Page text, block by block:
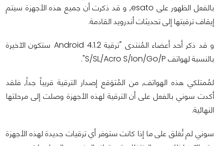
بالفعل الظهور على esato, و قد ذكرت أن جميع هذه الأجهزة سيتم
إيقاف ترقيتها إلى تحديثات أندرويد القادمة.
و قد ذكر أحد أعضاء المُنتدى "ترقية Android 4.1.2 ستكون الآخيرة
بالنسبة لهواتف S/SL/Acro S/Ion/Go/P".
لمُمتلكي هذه الهواتف, من المُتوَقع إصدار الترقية قريباً جداً, فلقد
أكدت سوني بالفعل على أن الترقية لهذه الأجهزة وصلت إلى مرحلتها
النهائية.
سوني لم تُعَلق على ما إذا كانت ستوفر أي ترقيات جديدة لهذه الأجهزة